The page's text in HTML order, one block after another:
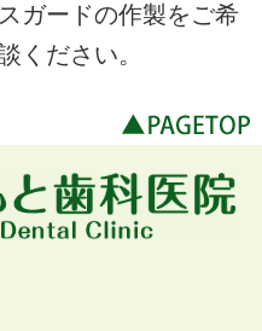
ガードの作製をご希
ください。